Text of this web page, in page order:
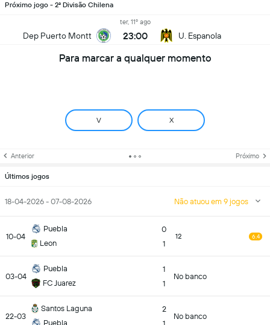
Próximo jogo - 2ª Divisão Chilena
Dep Puerto Montt
ter, 11º ago
23:00 U. Espanola
Para marcar a qualquer momento
V X
Anterior Próximo
Últimos jogos
18-04-2026 - 07-08-2026 Não atuou em 9 jogos
10-04
Puebla
Leon
0
1
12 6.4
03-04
Puebla
FC Juarez
1
1
No banco
22-03
Santos Laguna
Puebla
2
1
No banco